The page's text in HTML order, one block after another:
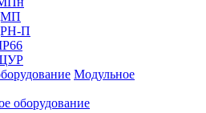
П
Модульное
оборудование